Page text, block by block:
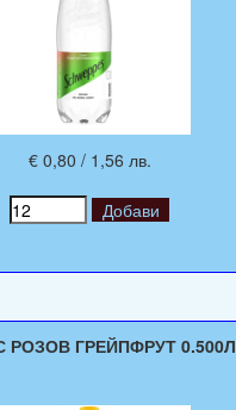
€ 0,80 / 1,56 лв.
РОЗОВ ГРЕЙПФРУТ 0.500Л